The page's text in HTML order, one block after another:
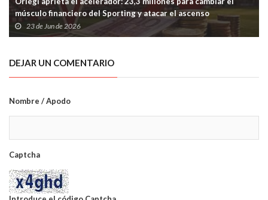
músculo financiero del Sporting y atacar el ascenso
23 de Jun de 2026
DEJAR UN COMENTARIO
Nombre / Apodo
Captcha